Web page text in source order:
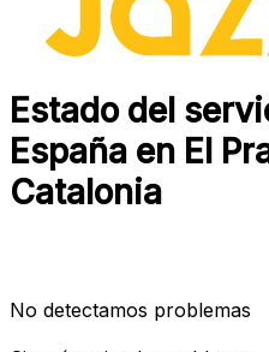
Estado del
España en El
Catalonia
No detectamos problemas